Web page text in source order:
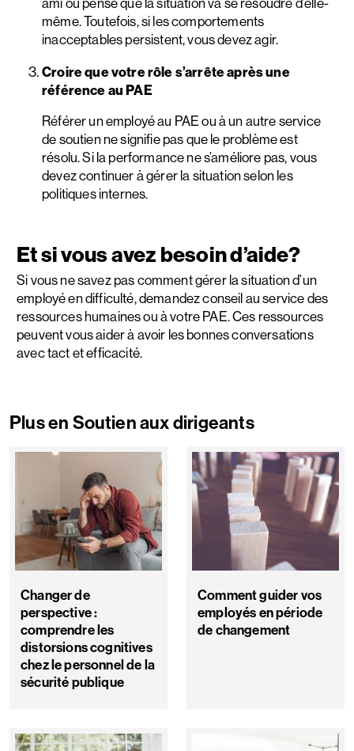
même. Toutefois, si les comportements
inacceptables persistent, vous devez agir.
Croire que votre rôle s’arrête après une
référence au PAE
Référer un employé au PAE ou à un autre service
de soutien ne signifie pas que le problème est
résolu. Si la performance ne s’améliore pas, vous
devez continuer à gérer la situation selon les
politiques internes.
Et si vous avez besoin d’aide?
Si vous ne savez pas comment gérer la situation d’un
employé en difficulté, demandez conseil au service des
ressources humaines ou à votre PAE. Ces ressources
peuvent vous aider à avoir les bonnes conversations
avec tact et efficacité.
Plus en Soutien aux dirigeants
Changer de
perspective :
comprendre les
distorsions cognitives
chez le personnel de la
sécurité publique
Comment guider vos
employés en période
de changement